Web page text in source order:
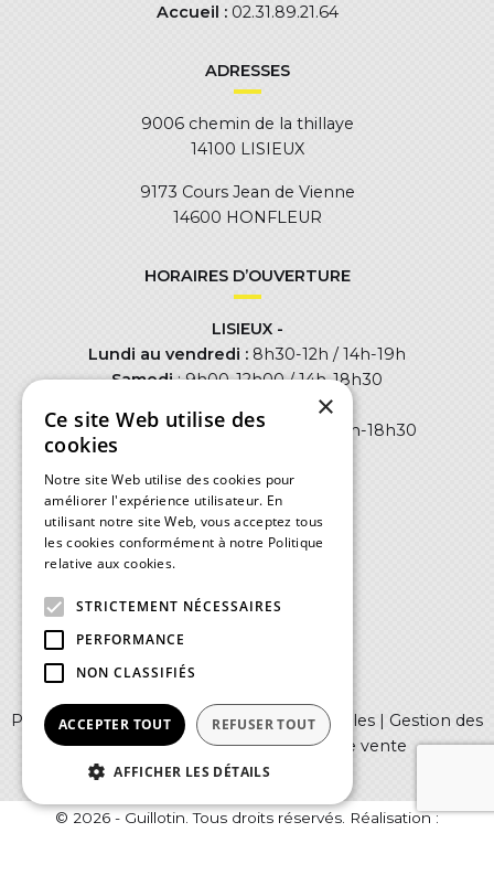
Accueil :02.31.89.21.64
ADRESSES
9006 chemin de la thillaye
14100 LISIEUX
9173 Cours Jean de Vienne
14600 HONFLEUR
HORAIRES D’OUVERTURE
LISIEUX -
Lundi au vendredi : 8h30-12h / 14h-19h
Samedi: 9h00-12h00 / 14h-18h30
Lundi au vendredi :8h30-12h / 14h-18h30
Politique de confidentialité|Mentions légales | Gestion des
cookies|Conditions générales de vente
© 2026 - Guillotin. Tous droits réservés. Réalisation :
×
Ce site Web utilise des
cookies
Notre site Web utilise des cookies pour
améliorer l'expérience utilisateur. En
utilisant notre site Web, vous acceptez tous
les cookies conformément à notre Politique
relative aux cookies.
STRICTEMENT NÉCESSAIRES
PERFORMANCE
NON CLASSIFIÉS
ACCEPTER TOUT REFUSER TOUT
AFFICHER LES DÉTAILS